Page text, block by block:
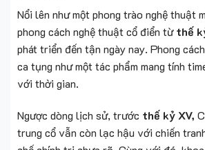
Nổi lên như một phong trào nghệ thuật
phong cách nghệ thuật cổ điển từthế
phát triển đến tận ngày nay. Phong
ca tụng như một tác phẩm mang tính
với thời gian.
Ngược dòng lịch sử, trước thế kỷ XV,
trung cổ vẫn còn lạc hậu với chiến